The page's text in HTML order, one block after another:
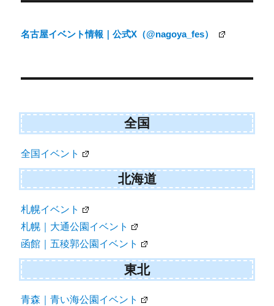
ビ
ー
ョ
ン
名古屋イベント情報｜公式X（@nagoya_fes）
全国
全国イベント
北海道
札幌イベント
札幌｜大通公園イベント
函館｜五稜郭公園イベント
東北
青森｜青い海公園イベント